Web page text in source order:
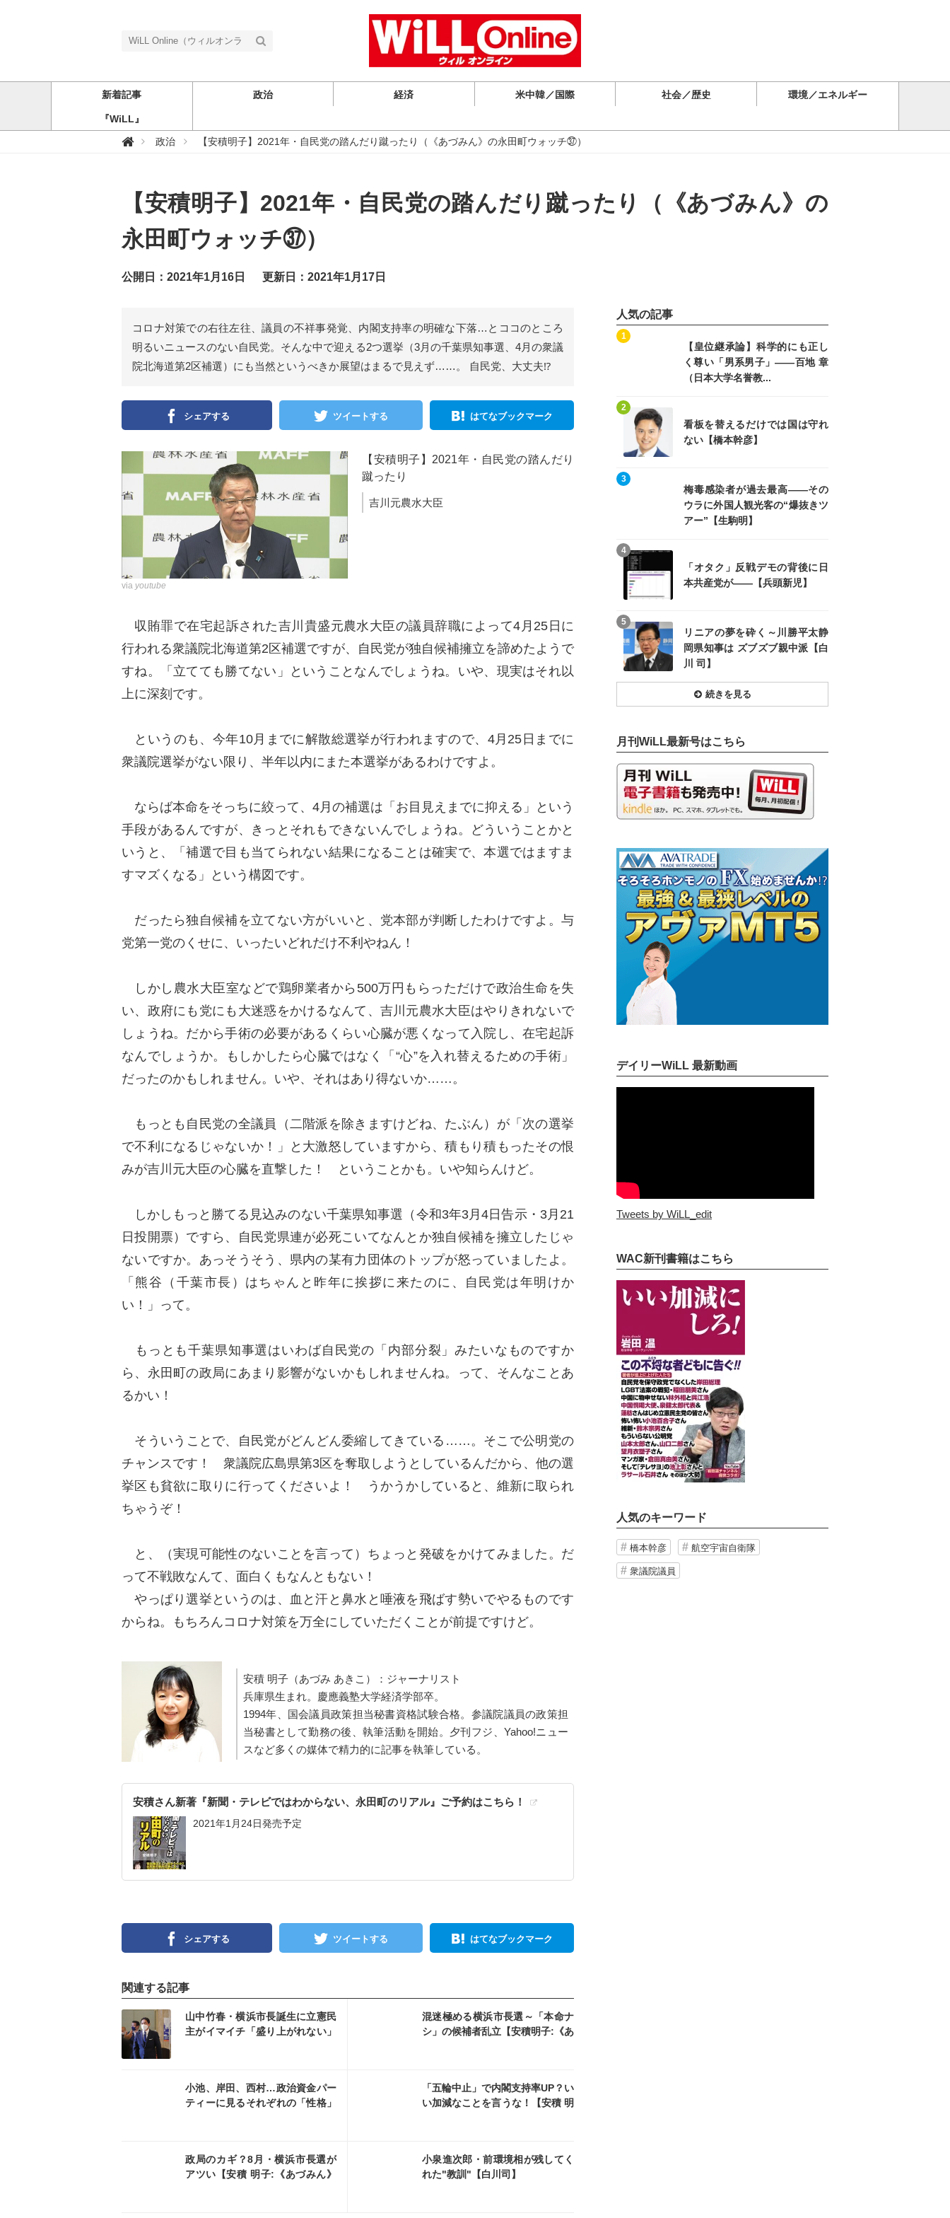
新着記事 政治 経済 米中韓／国際 社会／歴史 環境／エネルギー
『WiLL』
W
n
e
（
ウ
ル
オ
）
政治 【安積明子】2021年・自民党の踏んだり蹴ったり（《あづみん》の永田町ウォッチ㊲）
【安積明子】2021年・自民党の踏んだり蹴ったり（《あづみん》の
永田町ウォッチ㊲）
公開日：2021年1月16日 更新日：2021年1月17日
コロナ対策での右往左往、議員の不祥事発覚、内閣支持率の明確な下落…とココのところ
明るいニュースのない自民党。そんな中で迎える2つ選挙（3月の千葉県知事選、4月の衆議
院北海道第2区補選）にも当然というべきか展望はまるで見えず……。 自民党、大丈夫⁉
シェアする ツイートする はてなブックマーク
【安積明子】2021年・自民党の踏んだり
蹴ったり
吉川元農水大臣
via youtube
収賄罪で在宅起訴された吉川貴盛元農水大臣の議員辞職によって4月25日に
行われる衆議院北海道第2区補選ですが、自民党が独自候補擁立を諦めたようで
すね。「立てても勝てない」ということなんでしょうね。いや、現実はそれ以
上に深刻です。
というのも、今年10月までに解散総選挙が行われますので、4月25日までに
衆議院選挙がない限り、半年以内にまた本選挙があるわけですよ。
ならば本命をそっちに絞って、4月の補選は「お目見えまでに抑える」という
手段があるんですが、きっとそれもできないんでしょうね。どういうことかと
いうと、「補選で目も当てられない結果になることは確実で、本選ではますま
すマズくなる」という構図です。
だったら独自候補を立てない方がいいと、党本部が判断したわけですよ。与
党第一党のくせに、いったいどれだけ不利やねん！
しかし農水大臣室などで鶏卵業者から500万円もらっただけで政治生命を失
い、政府にも党にも大迷惑をかけるなんて、吉川元農水大臣はやりきれないで
しょうね。だから手術の必要があるくらい心臓が悪くなって入院し、在宅起訴
なんでしょうか。もしかしたら心臓ではなく「“心”を入れ替えるための手術」
だったのかもしれません。いや、それはあり得ないか……。
もっとも自民党の全議員（二階派を除きますけどね、たぶん）が「次の選挙
で不利になるじゃないか！」と大激怒していますから、積もり積もったその恨
みが吉川元大臣の心臓を直撃した！ ということかも。いや知らんけど。
しかしもっと勝てる見込みのない千葉県知事選（令和3年3月4日告示・3月21
日投開票）ですら、自民党県連が必死こいてなんとか独自候補を擁立したじゃ
ないですか。あっそうそう、県内の某有力団体のトップが怒っていましたよ。
「熊谷（千葉市長）はちゃんと昨年に挨拶に来たのに、自民党は年明けか
い！」って。
もっとも千葉県知事選はいわば自民党の「内部分裂」みたいなものですか
ら、永田町の政局にあまり影響がないかもしれませんね。って、そんなことあ
るかい！
そういうことで、自民党がどんどん委縮してきている……。そこで公明党の
チャンスです！ 衆議院広島県第3区を奪取しようとしているんだから、他の選
挙区も貧欲に取りに行ってくださいよ！ うかうかしていると、維新に取られ
ちゃうぞ！
と、（実現可能性のないことを言って）ちょっと発破をかけてみました。だ
って不戦敗なんて、面白くもなんともない！
やっぱり選挙というのは、血と汗と鼻水と唾液を飛ばす勢いでやるものです
からね。もちろんコロナ対策を万全にしていただくことが前提ですけど。
安積 明子（あづみ あきこ）：ジャーナリスト
兵庫県生まれ。慶應義塾大学経済学部卒。
1994年、国会議員政策担当秘書資格試験合格。参議院議員の政策担
当秘書として勤務の後、執筆活動を開始。夕刊フジ、Yahoo!ニュー
スなど多くの媒体で精力的に記事を執筆している。
安積さん新著『新聞・テレビではわからない、永田町のリアル』ご予約はこちら！
2021年1月24日発売予定
シェアする ツイートする はてなブックマーク
関連する記事
山中竹春・横浜市長誕生に立憲民
主がイマイチ「盛り上がれない」
混迷極める横浜市長選～「本命ナ
シ」の候補者乱立【安積明子:《あ
記事を読む
小池、岸田、西村…政治資金パー
ティーに見るそれぞれの「性格」
「五輪中止」で内閣支持率UP？い
い加減なことを言うな！【安積 明
政局のカギ？8月・横浜市長選が
アツい【安積 明子:《あづみん》
小泉進次郎・前環境相が残してく
れた"教訓"【白川司】
記事を読む
人気の記事
【皇位継承論】科学的にも正し
く尊い「男系男子」――百地 章
（日本大学名誉教...
1
看板を替えるだけでは国は守れ
ない【橋本幹彦】
2
記事を読む
梅毒感染者が過去最高――その
ウラに外国人観光客の“爆抜きツ
アー”【生駒明】
3
「オタク」反戦デモの背後に日
本共産党が――【兵頭新児】
4
リニアの夢を砕く～川勝平太静
岡県知事は ズブズブ親中派【白
川 司】
5
記事を読む
続きを見る
月刊WiLL最新号はこちら
デイリーWiLL 最新動画
Tweets by WiLL_edit
WAC新刊書籍はこちら
人気のキーワード
橋本幹彦 航空宇宙自衛隊
衆議院議員